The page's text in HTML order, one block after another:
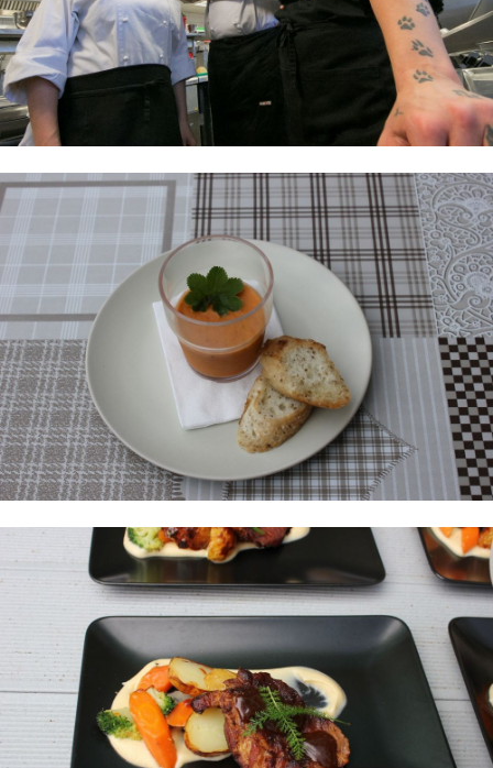
Matkailu- ja ravitsemisala
Intohimoinen kokkaaja rakentaa
tulevaisuuttaan TAKKissa
Ravintola-alan oppimisympäristöt
Unelma kahvilan perustamisesta vei
uudelle alalle
Kokkien tutkinto metsään
Makuja Titanicin hengessä
Tarjoilijaksi tekemällä oppien
Ravintola Vaunu
Cafe de Paris
Sushia ja tapaksia Tanskassa
Pop up -ravintola 21 samuraita
Pizzan myyntiä videoklipillä?
Media-ala ja viestintätekniikka
Palvelumuotoilu ja tuotekehitys
Puhtaus, kotityö ja välinehuolto
Rakentaminen
Sisustaminen ja pintakäsittely